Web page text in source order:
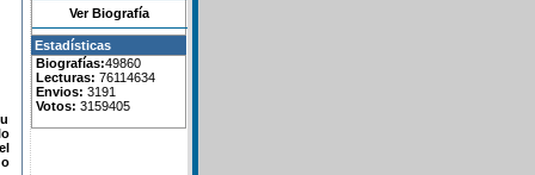
Ver Biografía
Estadísticas
Biografías:49860
Lecturas: 76114634
Envios: 3191
Votos: 3159405